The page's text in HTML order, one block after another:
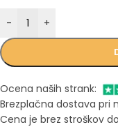
- +
Ocena naših strank:
Brezplačna dostava pri
Cena je brez stroškov